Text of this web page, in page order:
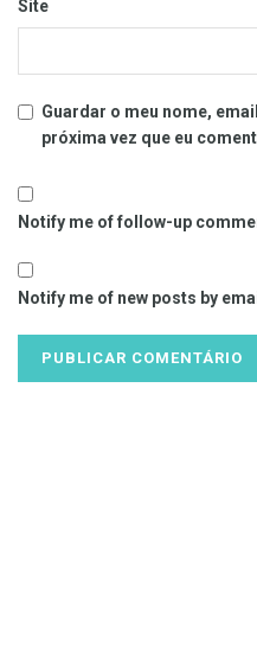
Site
Guardar o meu nome,
próxima vez que eu
Notify me of follow-up
Notify me of new posts by